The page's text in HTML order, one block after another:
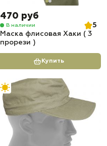
470 руб
В наличии
5
Маска флисовая Хаки ( 3
прорези )
Купить